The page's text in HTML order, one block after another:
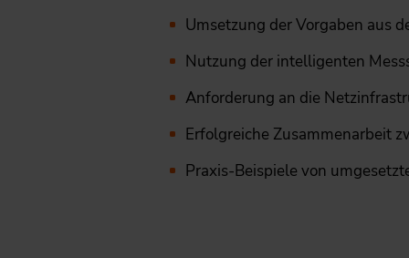
Umsetzung der Vorgaben aus
Nutzung der intelligenten
Anforderung an die
Erfolgreiche Zusammenarbeit
Praxis-Beispiele von